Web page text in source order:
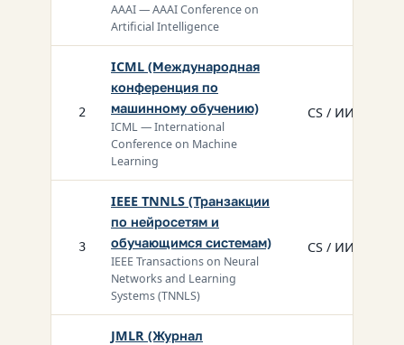
AAAI — AAAI Conference on
Artificial Intelligence
2
ICML (Международная
конференция по
машинному обучению)
ICML — International
Conference on Machine
Learning
CS / ИИ
3
IEEE TNNLS (Транзакции
по нейросетям и
обучающимся системам)
IEEE Transactions on Neural
Networks and Learning
Systems (TNNLS)
CS / ИИ
JMLR (Журнал